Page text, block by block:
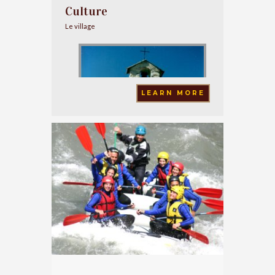
Culture
Le village
LEARN MORE